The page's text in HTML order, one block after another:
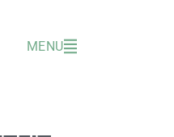
MENU